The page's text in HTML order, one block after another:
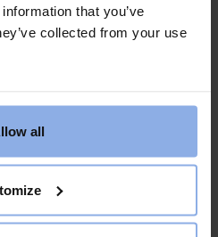
that you’ve
collected from your use
all
in